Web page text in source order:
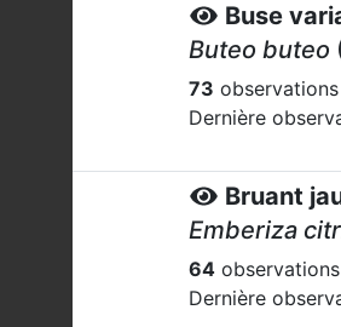
Buse
Buteo buteo
73 observations
Dernière
Bruant
Emberiza
64 observations
Dernière